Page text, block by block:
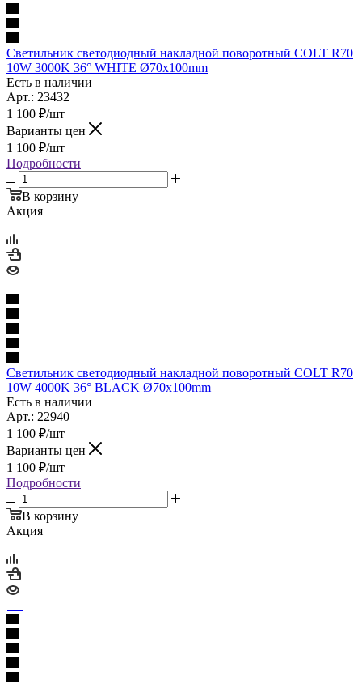
Светильник светодиодный накладной поворотный COLT R70
10W 3000K 36° WHITE Ø70x100mm
Есть в наличии
Арт.: 23432
1 100 ₽/шт
Варианты цен
1 100 ₽/шт
Подробности
В корзину
Акция
Светильник светодиодный накладной поворотный COLT R70
10W 4000K 36° BLACK Ø70x100mm
Есть в наличии
Арт.: 22940
1 100 ₽/шт
Варианты цен
1 100 ₽/шт
Подробности
В корзину
Акция